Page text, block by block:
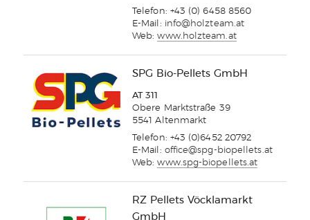
Telefon: +43 (0) 6458 8560
E-Mail: info@holzteam.at
Web:www.holzteam.at
SPG Bio-Pellets GmbH
AT 311
Obere Marktstraße 39
5541 Altenmarkt
Telefon: +43 (0)6452 20792
E-Mail: office@spg-biopellets.at
Web:www.spg-biopellets.at
RZ Pellets Vöcklamarkt
GmbH